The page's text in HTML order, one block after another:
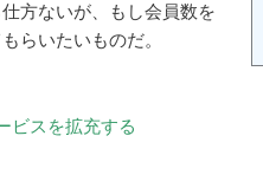
方ないが、もし会員数を
らいたいものだ。
ビスを拡充する